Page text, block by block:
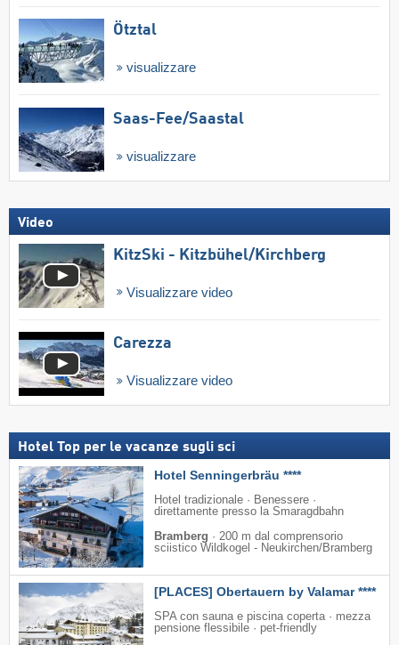
Ötztal
visualizzare
Saas-Fee/​Saastal
visualizzare
Video
KitzSki - Kitzbühel/​Kirchberg
Visualizzare video
Carezza
Visualizzare video
Hotel Top per le vacanze sugli sci
Hotel Senningerbräu ****
Hotel tradizionale · Benessere ·
direttamente presso la Smaragdbahn
Bramberg · 200 m dal comprensorio
sciistico Wildkogel - Neukirchen/​Bramberg
[PLACES] Obertauern by Valamar ****
SPA con sauna e piscina coperta · mezza
pensione flessibile · pet-friendly